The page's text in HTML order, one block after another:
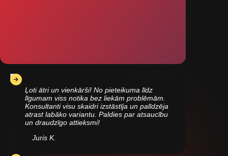
Ļoti ātri un vienkārši! No pieteikuma līdz
līgumam viss notika bez liekām problēmām.
Konsultanti visu skaidri izstāstīja un palīdzēja
atrast labāko variantu. Paldies par atsaucību
un draudzīgo attieksmi!
Juris K.